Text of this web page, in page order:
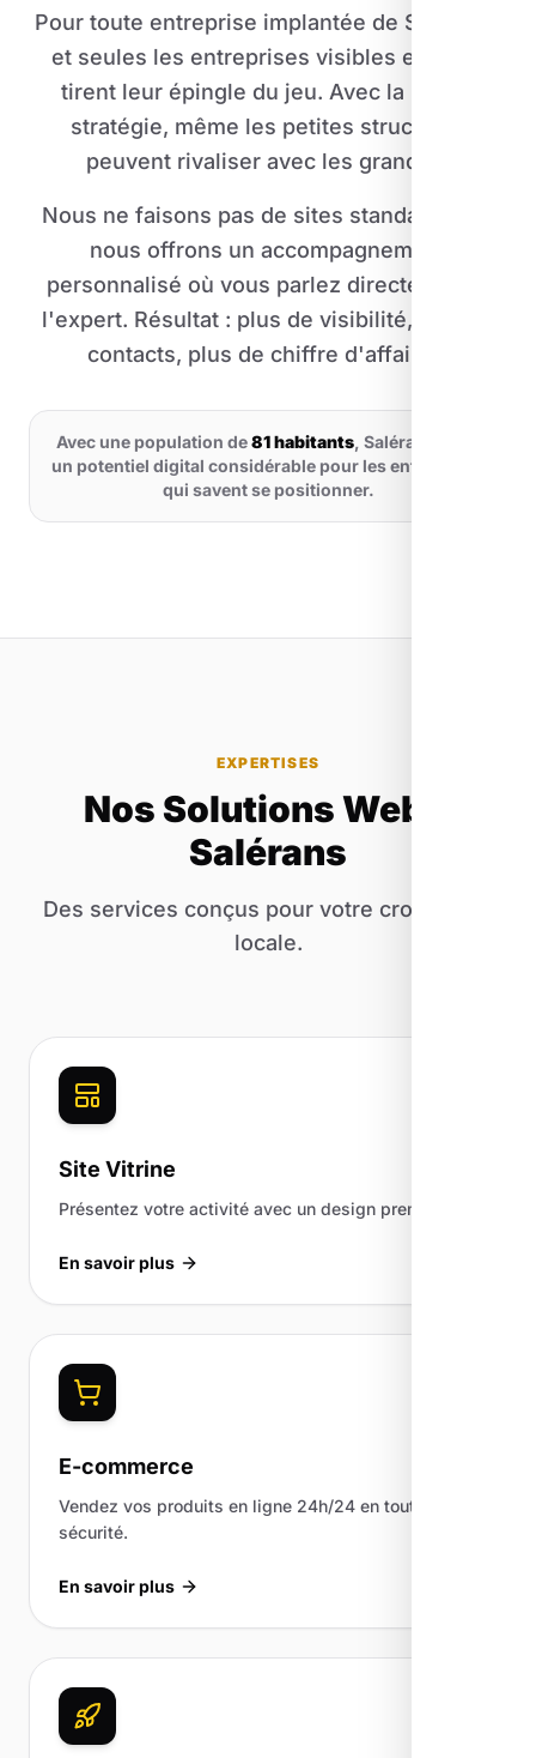
Pour toute entreprise implantée de Salérans,
et seules les entreprises visibles en ligne
tirent leur épingle du jeu. Avec la bonne
stratégie, même les petites structures
peuvent rivaliser avec les grandes.
Nous ne faisons pas de sites standardisés :
nous offrons un accompagnement
personnalisé où vous parlez directement à
l'expert. Résultat : plus de visibilité, plus de
contacts, plus de chiffre d'affaires.
Avec une population de81 habitants, Salérans offre
un potentiel digital considérable pour les entreprises
qui savent se positionner.
EXPERTISES
Nos Solutions Web à
Salérans
Des services conçus pour votre croissance
locale.
Site Vitrine
Présentez votre activité avec un design premium.
En savoir plus
E-commerce
Vendez vos produits en ligne 24h/24 en toute
sécurité.
En savoir plus